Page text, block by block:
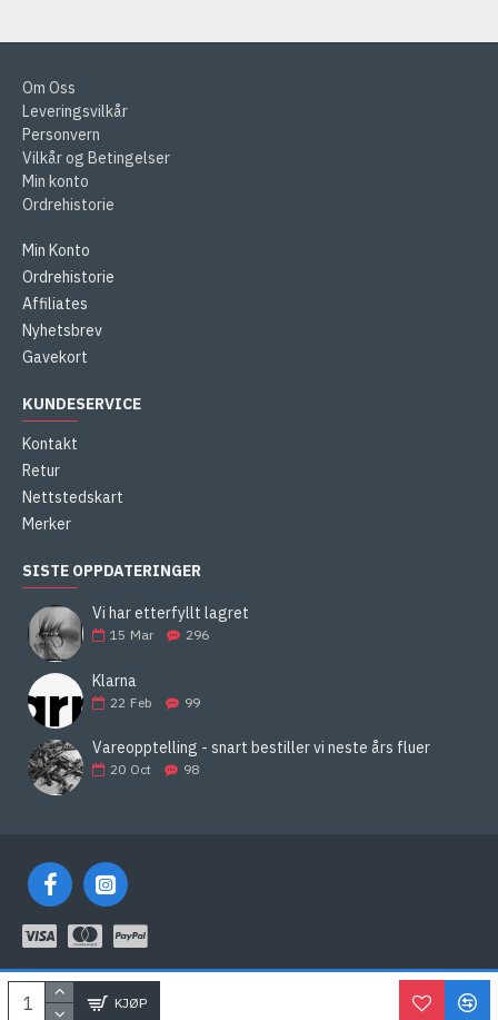
KJØP
Om Oss
Leveringsvilkår
Personvern
Vilkår og Betingelser
Min konto
Ordrehistorie
Min Konto
Ordrehistorie
Affiliates
Nyhetsbrev
Gavekort
KUNDESERVICE
Kontakt
Retur
Nettstedskart
Merker
SISTE OPPDATERINGER
Vi har etterfyllt lagret
15 Mar 296
Klarna
22 Feb 99
Vareopptelling - snart bestiller vi neste års fluer
20 Oct 98
KLARNA